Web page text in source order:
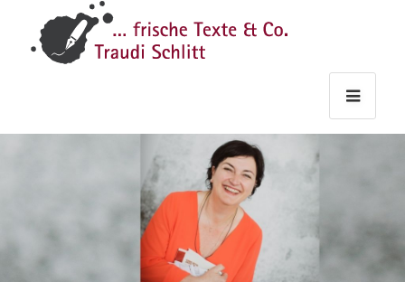
Texte